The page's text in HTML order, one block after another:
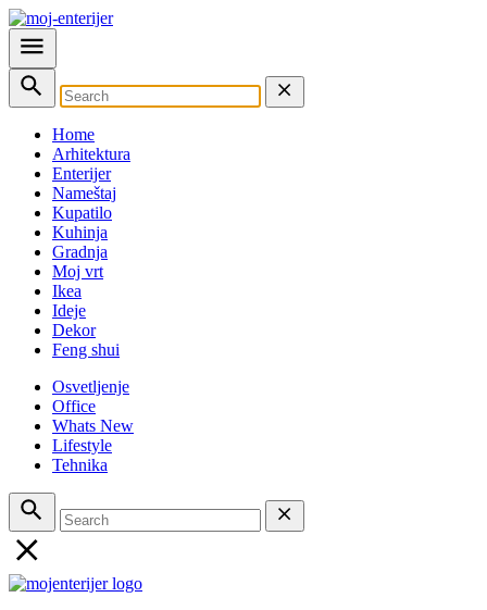
Home
Arhitektura
Enterijer
Nameštaj
Kupatilo
Kuhinja
Gradnja
Moj vrt
Ikea
Ideje
Dekor
Feng shui
Osvetljenje
Office
Whats New
Lifestyle
Tehnika